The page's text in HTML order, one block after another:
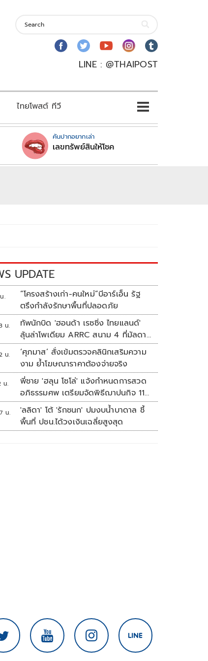
LINE : @THAIPOST
ไทยโพสต์ ทีวี
คันปากอยากเล่า
เลขทรัพย์สินให้โชค
UPDATE
.
“โครงสร้างเก่า-คนใหม่”บีอาร์เอ็น รัฐ
ตรึงกำลังรักษาพื้นที่ปลอดภัย
น.
ทัพนักบิด 'ฮอนด้า เรซซิ่ง ไทยแลนด์'
ลุ้นล่าโพเดียม ARRC สนาม 4 ที่มัลดาลิ
กา
น.
‘ศุภมาส’ สั่งเข้มตรวจคลินิกเสริมความ
งาม ย้ำโฆษณาราคาต้องจ่ายจริง
น.
พี่ชาย 'ฮลุน โซโล่' แจ้งกำหนดการสวด
อภิธรรมศพ เตรียมจัดพิธีฌาปนกิจ 11
ส.ค.
น.
'ลลิดา' โต้ 'รักชนก' ปมงบน้ำบาดาล ชี้
พื้นที่ ปชน.ได้วงเงินเฉลี่ยสูงสุด